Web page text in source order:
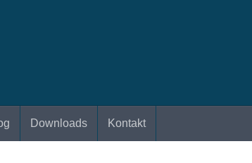
Downloads Kontakt